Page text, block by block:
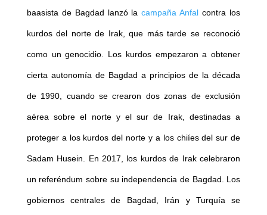
baasista de Bagdad lanzó lacampaña Anfal contra los
kurdos del norte de Irak, que más tarde se reconoció
como un genocidio. Los kurdos empezaron a obtener
cierta autonomía de Bagdad a principios de la década
de 1990, cuando se crearon dos zonas de exclusión
aérea sobre el norte y el sur de Irak, destinadas a
proteger a los kurdos del norte y a los chiíes del sur de
Sadam Husein. En 2017, los kurdos de Irak celebraron
un referéndum sobre su independencia de Bagdad. Los
gobiernos centrales de Bagdad, Irán y Turquía se